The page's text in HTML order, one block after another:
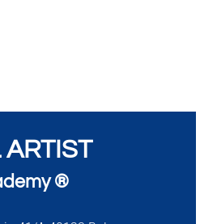
ARTIST
®